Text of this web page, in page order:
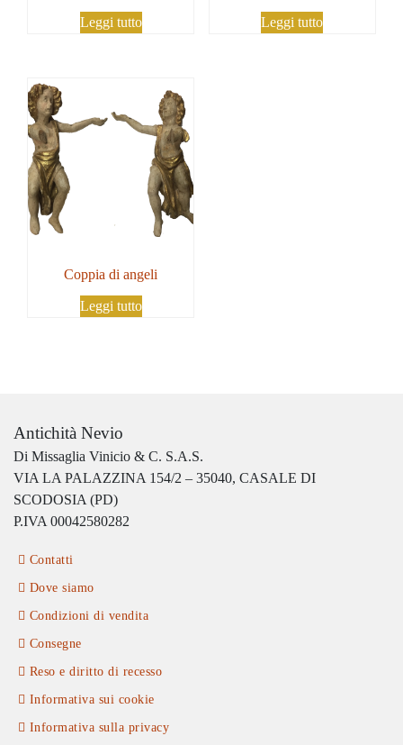
Leggi tutto Leggi tutto
Coppia di angeli
Leggi tutto
Antichità Nevio
Di Missaglia Vinicio & C. S.A.S.
VIA LA PALAZZINA 154/2 – 35040, CASALE DI
SCODOSIA (PD)
P.IVA 00042580282
Contatti
Dove siamo
Condizioni di vendita
Consegne
Reso e diritto di recesso
Informativa sui cookie
Informativa sulla privacy